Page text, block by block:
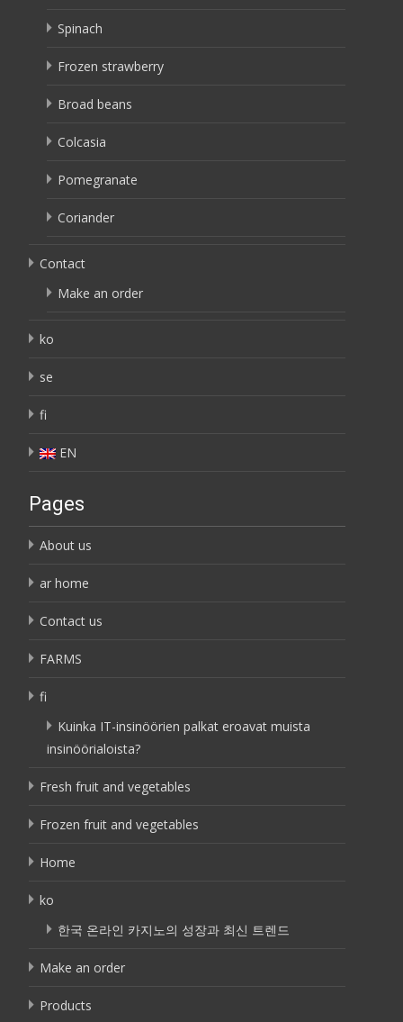
Spinach
Frozen strawberry
Broad beans
Colcasia
Pomegranate
Coriander
Contact
Make an order
ko
se
fi
EN
Pages
About us
ar home
Contact us
FARMS
fi
Kuinka IT-insinöörien palkat eroavat muista
insinöörialoista?
Fresh fruit and vegetables
Frozen fruit and vegetables
Home
ko
한국 온라인 카지노의 성장과 최신 트렌드
Make an order
Products